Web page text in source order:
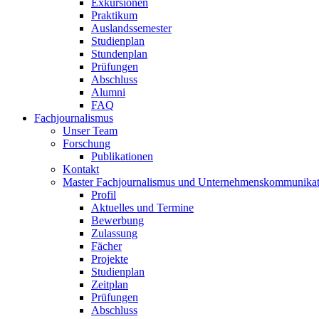
Exkursionen
Praktikum
Auslandssemester
Studienplan
Stundenplan
Prüfungen
Abschluss
Alumni
FAQ
Fachjournalismus
Unser Team
Forschung
Publikationen
Kontakt
Master Fachjournalismus und
Profil
Aktuelles und Termine
Bewerbung
Zulassung
Fächer
Projekte
Studienplan
Zeitplan
Prüfungen
Abschluss